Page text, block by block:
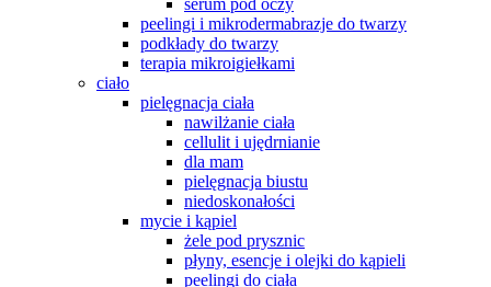
serum pod oczy
peelingi i mikrodermabrazje do twarzy
podkłady do twarzy
terapia mikroigiełkami
ciało
pielęgnacja ciała
nawilżanie ciała
cellulit i ujędrnianie
dla mam
pielęgnacja biustu
niedoskonałości
mycie i kąpiel
żele pod prysznic
płyny, esencje i olejki do kąpieli
peelingi do ciała